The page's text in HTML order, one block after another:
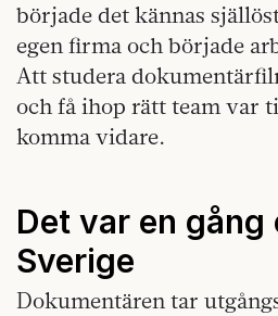
började det kännas
egen firma och började
Att studera
och få ihop rätt team var
komma vidare.
Det var en gång
Sverige
Dokumentären tar